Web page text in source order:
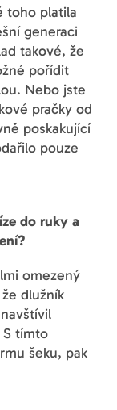
toho platila
generaci
takové, že
pořídit
Nebo jste
pračky od
poskakující
pouze
do ruky a
omezený
dlužník
S tímto
šeku, pak